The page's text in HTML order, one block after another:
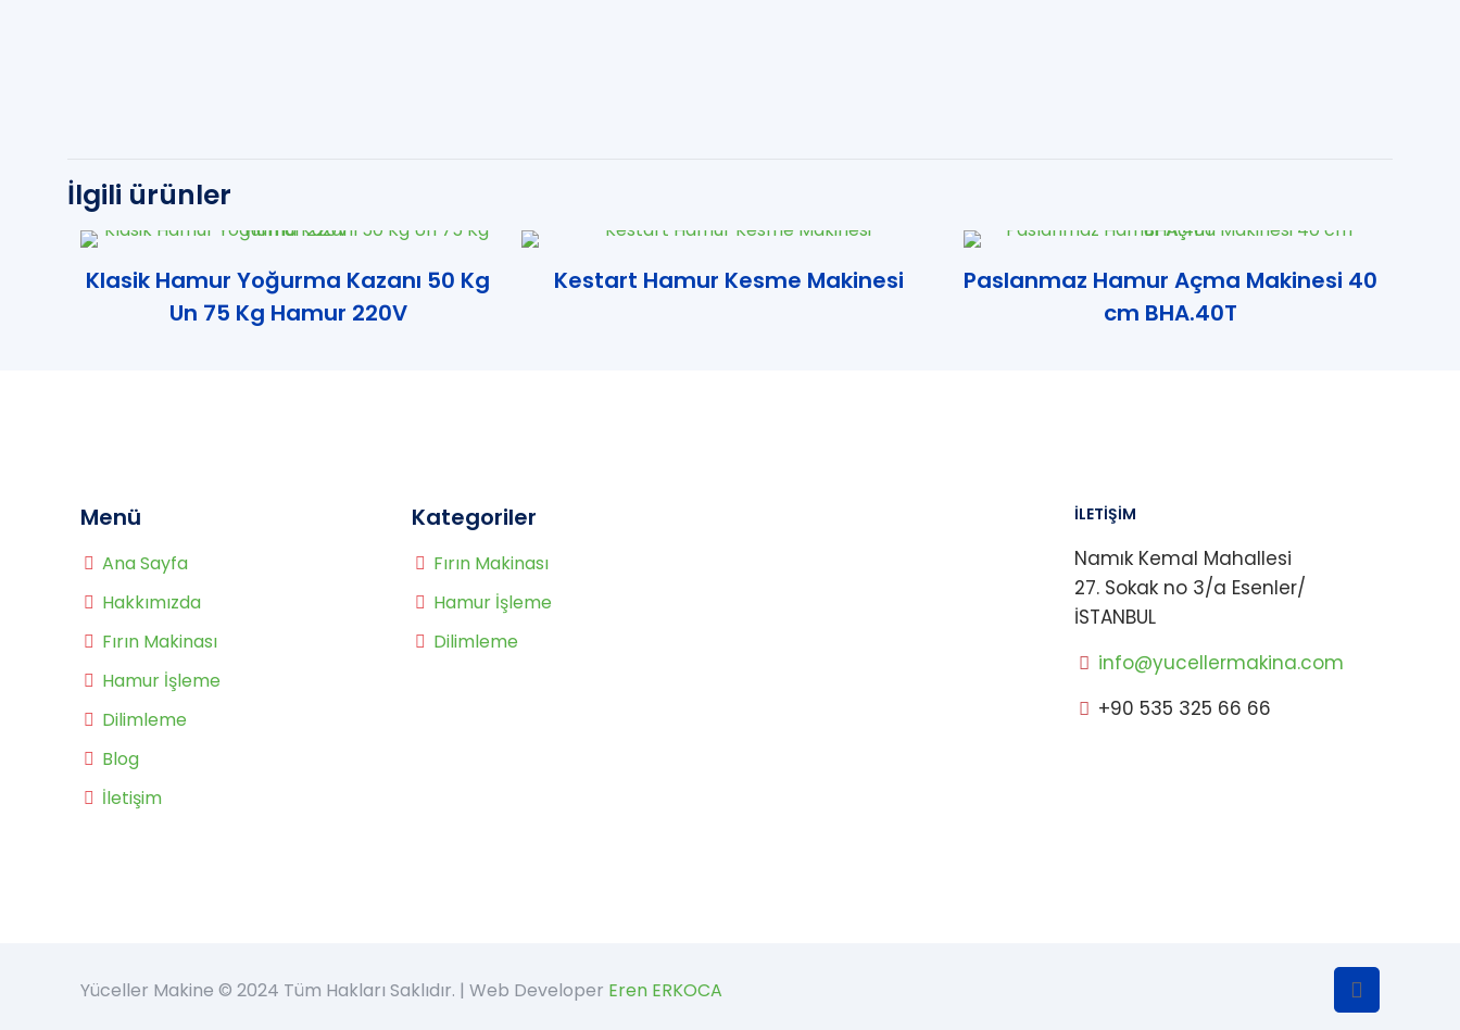
İlgili ürünler
Klasik Hamur Yoğurma Kazanı 50 Kg
Un 75 Kg Hamur 220V
Kestart Hamur Kesme Makinesi
Paslanmaz Hamur Açma Makinesi 40
cm BHA.40T
Menü
Ana Sayfa
Hakkımızda
Fırın Makinası
Hamur İşleme
Dilimleme
Blog
İletişim
Kategoriler
Fırın Makinası
Hamur İşleme
Dilimleme
İLETİŞİM
Namık Kemal Mahallesi
27. Sokak no 3/a Esenler/
İSTANBUL
info@yucellermakina.com
+90 535 325 66 66
Yüceller Makine © 2024 Tüm Hakları Saklıdır. | Web Developer Eren ERKOCA